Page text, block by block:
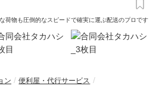
荷物も圧倒的なスピードで確実に運ぶ配送のプロです
ン
便利屋・代行サービス